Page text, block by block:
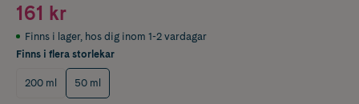
161 kr
Finns i lager, hos dig inom 1-2 vardagar
Finns i flera storlekar
200 ml 50 ml